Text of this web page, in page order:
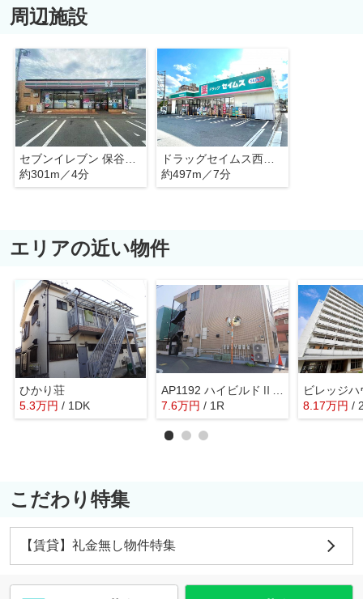
周辺施設
約301m／4分
ドラッグセイムス西東京保谷店
約497m／7分
エリアの近い物件
ひかり荘
5.3万円 / 1DK
7.6万円 / 1R 8.17万円 /
こだわり特集
【賃貸】礼金無し物件特集